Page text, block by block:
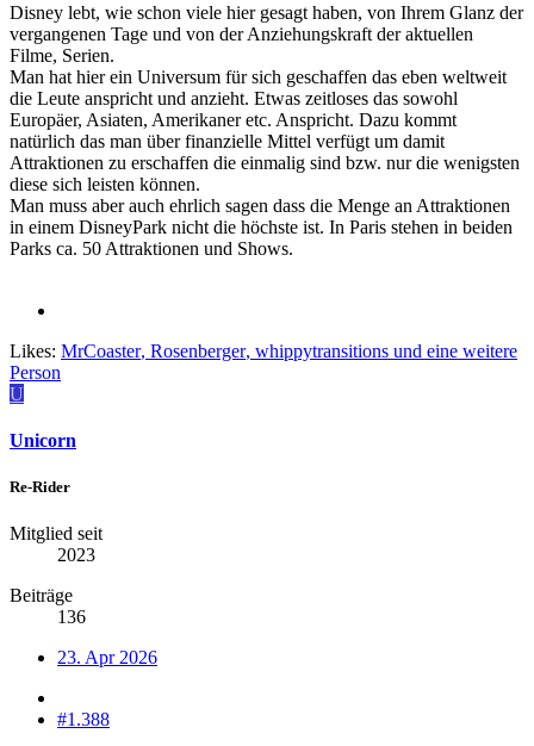
Disney lebt, wie schon viele hier gesagt haben, von Ihrem Glanz der
vergangenen Tage und von der Anziehungskraft der aktuellen
Filme, Serien.
Man hat hier ein Universum für sich geschaffen das eben weltweit
die Leute anspricht und anzieht. Etwas zeitloses das sowohl
Europäer, Asiaten, Amerikaner etc. Anspricht. Dazu kommt
natürlich das man über finanzielle Mittel verfügt um damit
Attraktionen zu erschaffen die einmalig sind bzw. nur die wenigsten
diese sich leisten können.
Man muss aber auch ehrlich sagen dass die Menge an Attraktionen
in einem DisneyPark nicht die höchste ist. In Paris stehen in beiden
Parks ca. 50 Attraktionen und Shows.
Likes: MrCoaster, Rosenberger, whippytransitions und eine weitere
Person
U
Unicorn
Re-Rider
Mitglied seit
2023
Beiträge
136
23. Apr 2026
#1.388